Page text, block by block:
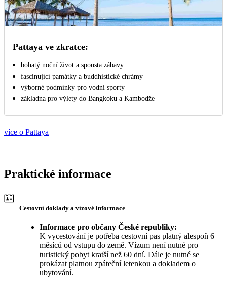
Pattaya ve zkratce:
bohatý noční život a spousta zábavy
fascinující památky a buddhistické chrámy
výborné podmínky pro vodní sporty
základna pro výlety do Bangkoku a Kambodže
více o Pattaya
Praktické informace
Cestovní doklady a vízové informace
Informace pro občany České republiky:
K vycestování je potřeba cestovní pas platný alespoň 6
měsíců od vstupu do země. Vízum není nutné pro
turistický pobyt kratší než 60 dní. Dále je nutné se
prokázat platnou zpáteční letenkou a dokladem o
ubytování.